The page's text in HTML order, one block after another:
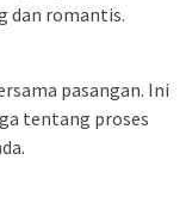
dan romantis.
pasangan. Ini
tentang proses